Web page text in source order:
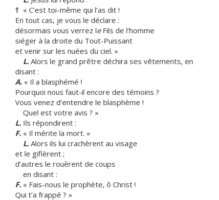
† « C’est toi-même qui l’as dit !
En tout cas, je vous le déclare :
désormais vous verrez le Fils de l’homme
siéger à la droite du Tout-Puissant
et venir sur les nuées du ciel. »
L. Alors le grand prêtre déchira ses vêtements, en
disant :
A. « Il a blasphémé !
Pourquoi nous faut-il encore des témoins ?
Vous venez d’entendre le blasphème !
Quel est votre avis ? »
L. Ils répondirent :
F. « Il mérite la mort. »
L. Alors ils lui crachèrent au visage
et le giflèrent ;
d’autres le rouèrent de coups
en disant :
F. « Fais-nous le prophète, ô Christ !
Qui t’a frappé ? »